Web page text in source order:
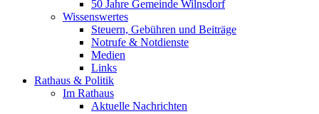
50 Jahre Gemeinde Wilnsdorf
Wissenswertes
Steuern, Gebühren und Beiträge
Notrufe & Notdienste
Medien
Links
Rathaus & Politik
Im Rathaus
Aktuelle Nachrichten